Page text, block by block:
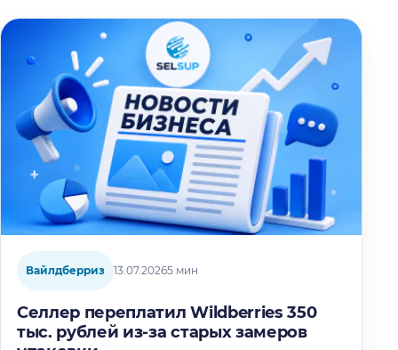
Вайлдберриз 13.07.20265 мин
Селлер переплатил Wildberries 350
тыс. рублей из-за старых замеров